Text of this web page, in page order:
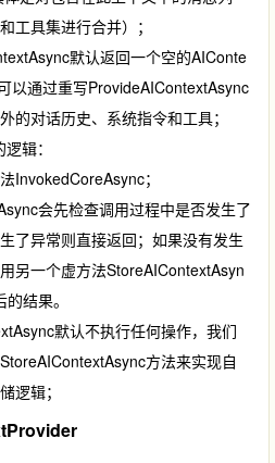
工具集进行合并）；
默认返回一个空的AIConte
以通过重写ProvideAIContextAsync
的对话历史、系统指令和工具；
辑：
InvokedCoreAsync；
会先检查调用过程中是否发生了
了异常则直接返回；如果没有发生
另一个虚方法StoreAIContextAsyn
结果。
默认不执行任何操作，我们
StoreAIContextAsync方法来实现自
逻辑；